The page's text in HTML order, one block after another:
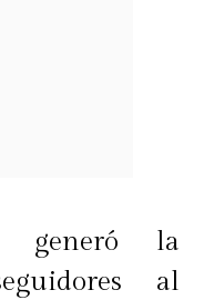
generó la
al